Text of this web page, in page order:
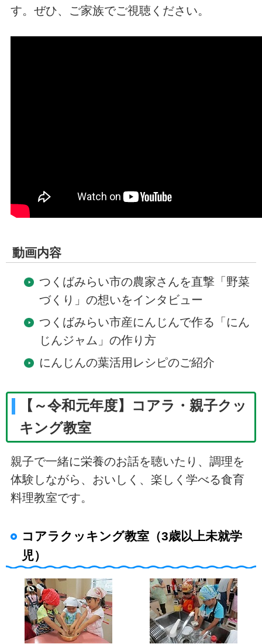
す。ぜひ、ご家族でご視聴ください。
動画内容
つくばみらい市の農家さんを直撃「野菜
づくり」の想いをインタビュー
つくばみらい市産にんじんで作る「にん
じんジャム」の作り方
にんじんの葉活用レシピのご紹介
【～令和元年度】コアラ・親子クッ
キング教室
親子で一緒に栄養のお話を聴いたり、調理を
体験しながら、おいしく、楽しく学べる食育
料理教室です。
コアラクッキング教室（3歳以上未就学
児）